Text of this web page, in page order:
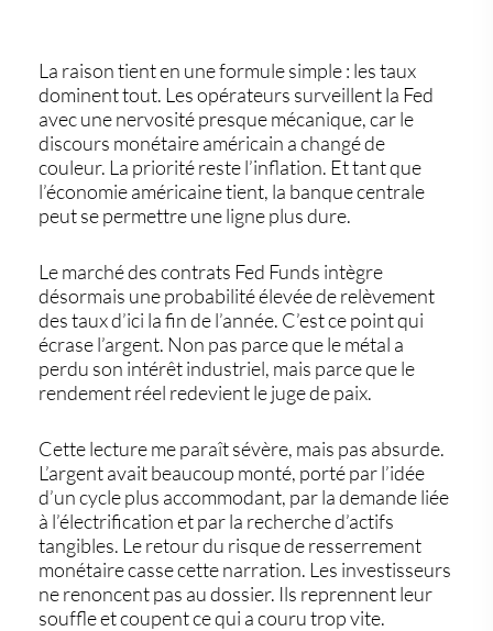
La raison tient en une formule simple : les taux
dominent tout. Les opérateurs surveillent la Fed
avec une nervosité presque mécanique, car le
discours monétaire américain a changé de
couleur. La priorité reste l’inflation. Et tant que
l’économie américaine tient, la banque centrale
peut se permettre une ligne plus dure.
Le marché des contrats Fed Funds intègre
désormais une probabilité élevée de relèvement
des taux d’ici la fin de l’année. C’est ce point qui
écrase l’argent. Non pas parce que le métal a
perdu son intérêt industriel, mais parce que le
rendement réel redevient le juge de paix.
Cette lecture me paraît sévère, mais pas absurde.
L’argent avait beaucoup monté, porté par l’idée
d’un cycle plus accommodant, par la demande liée
à l’électrification et par la recherche d’actifs
tangibles. Le retour du risque de resserrement
monétaire casse cette narration. Les investisseurs
ne renoncent pas au dossier. Ils reprennent leur
souffle et coupent ce qui a couru trop vite.